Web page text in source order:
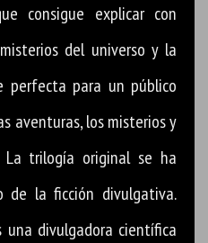
consigue explicar con
del universo y la
perfecta para un público
aventuras, los misterios y
La trilogía original se ha
de la ficción divulgativa.
una divulgadora científica